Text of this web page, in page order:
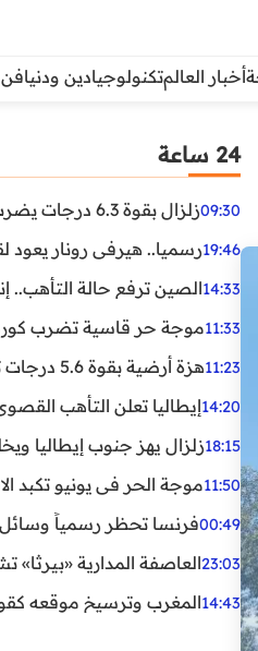
أخبار العالمتكنولوجيادين ودنيافن
24 ساعة
09:30زلزال بقوة 6.3 درجات يضرب جنوب الفلبين.. ولا تحذير من تسونامي حتى الآن
19:46رسميا.. هيرفي رونار يعود
14:33الصين ترفع حالة التأهب..
11:33موجة حر قاسية تضرب
11:23هزة أرضية بقوة 5.6 درجات تضرب مصر
14:20إيطاليا تعلن التأهب القصوى في 23 مدينة بسبب موجة
18:15زلزال يهز جنوب إيطاليا
11:50موجة الحر في يونيو تكبد
00:49فرنسا تحظر رسمياً وسائل
23:03العاصفة المدارية
14:43المغرب وترسيخ موقعه